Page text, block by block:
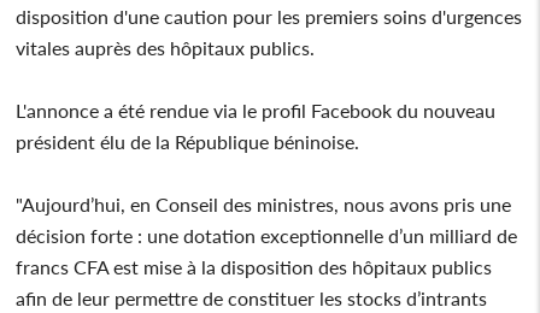
disposition d'une caution pour les premiers soins d'urgences
vitales auprès des hôpitaux publics.
L'annonce a été rendue via le profil Facebook du nouveau
président élu de la République béninoise.
"Aujourd’hui, en Conseil des ministres, nous avons pris une
décision forte : une dotation exceptionnelle d’un milliard de
francs CFA est mise à la disposition des hôpitaux publics
afin de leur permettre de constituer les stocks d’intrants